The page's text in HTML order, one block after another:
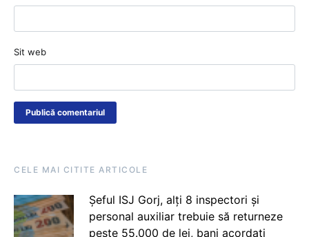
Sit web
CELE MAI CITITE ARTICOLE
Șeful ISJ Gorj, alți 8 inspectori și
personal auxiliar trebuie să returneze
peste 55.000 de lei, bani acordați